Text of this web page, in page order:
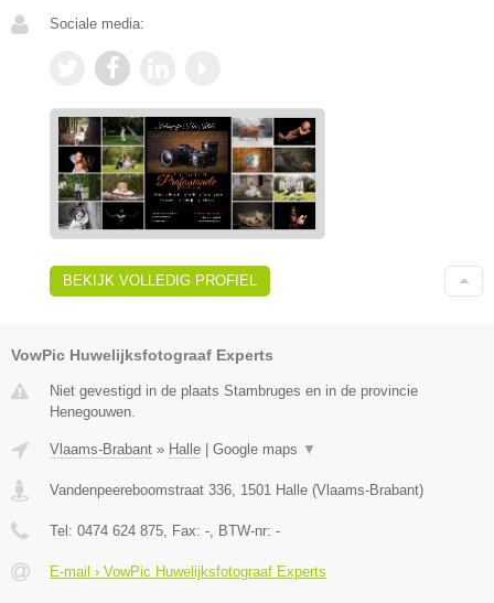
Sociale media:
BEKIJK VOLLEDIG PROFIEL
VowPic Huwelijksfotograaf Experts
Niet gevestigd in de plaats Stambruges en in de provincie
Henegouwen.
Vlaams-Brabant » Halle Google maps ▼
Vandenpeereboomstraat 336, 1501 Halle (Vlaams-Brabant)
Tel: 0474 624 875, Fax: -, BTW-nr: -
E-mail › VowPic Huwelijksfotograaf Experts